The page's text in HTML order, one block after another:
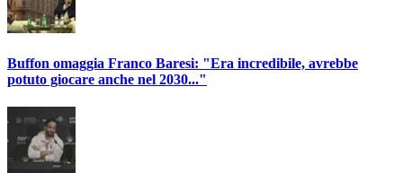
Buffon omaggia Franco Baresi: "Era incredibile, avrebbe
potuto giocare anche nel 2030..."